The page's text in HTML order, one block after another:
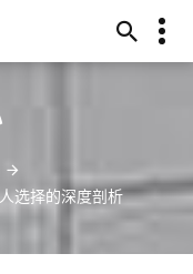
涧58号
选择的深度剖析